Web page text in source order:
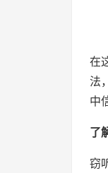
在
法
中
了
窃